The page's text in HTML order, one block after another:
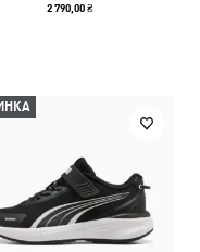
2 790,00 ₴